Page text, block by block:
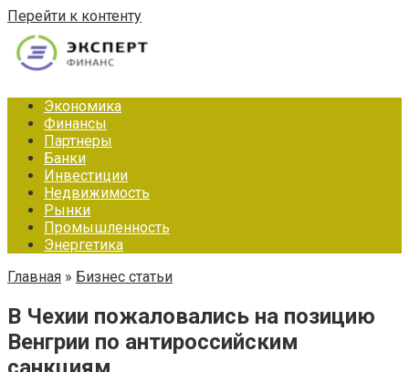
Перейти к контенту
Экономика
Финансы
Партнеры
Банки
Инвестиции
Недвижимость
Рынки
Промышленность
Энергетика
Главная » Бизнес статьи
В Чехии пожаловались на позицию
Венгрии по антироссийским